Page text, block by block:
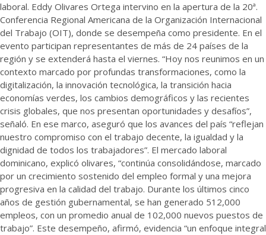
laboral. Eddy Olivares Ortega intervino en la apertura de la 20ª.
Conferencia Regional Americana de la Organización Internacional
del Trabajo (OIT), donde se desempeña como presidente. En el
evento participan representantes de más de 24 países de la
región y se extenderá hasta el viernes. “Hoy nos reunimos en un
contexto marcado por profundas transformaciones, como la
digitalización, la innovación tecnológica, la transición hacia
economías verdes, los cambios demográficos y las recientes
crisis globales, que nos presentan oportunidades y desafíos”,
señaló. En ese marco, aseguró que los avances del país “reflejan
nuestro compromiso con el trabajo decente, la igualdad y la
dignidad de todos los trabajadores”. El mercado laboral
dominicano, explicó olivares, “continúa consolidándose, marcado
por un crecimiento sostenido del empleo formal y una mejora
progresiva en la calidad del trabajo. Durante los últimos cinco
años de gestión gubernamental, se han generado 512,000
empleos, con un promedio anual de 102,000 nuevos puestos de
trabajo”. Este desempeño, afirmó, evidencia “un enfoque integral